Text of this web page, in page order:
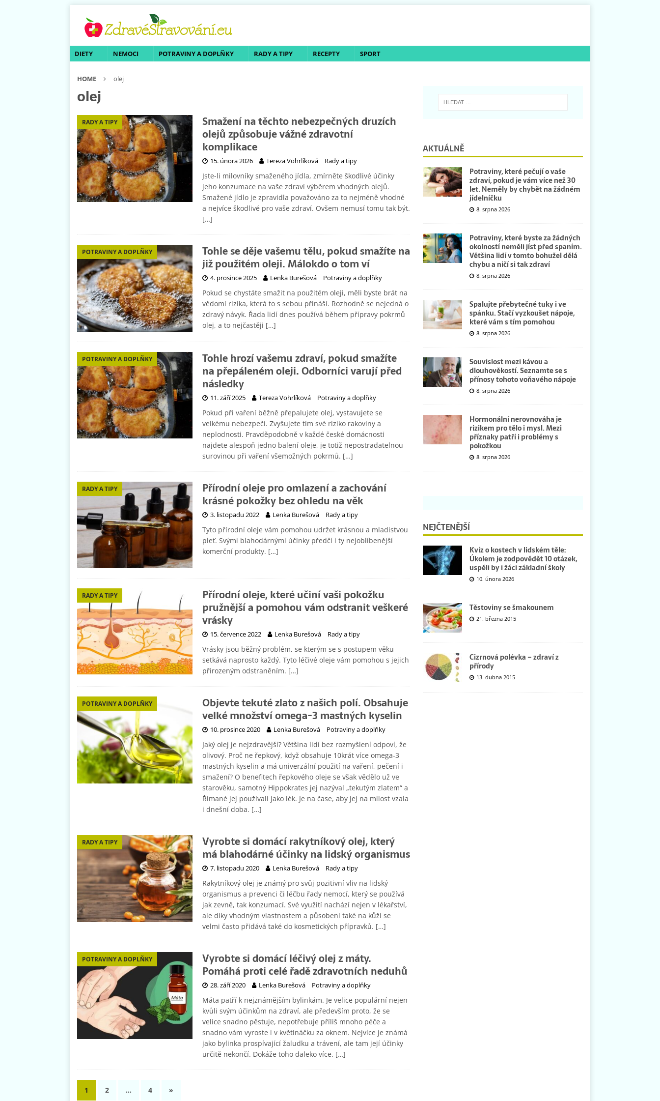
DIETY NEMOCI POTRAVINY A DOPLŇKY RADY A TIPY RECEPTY SPORT
HOME olej
olej
RADY A TIPY
Smažení na těchto nebezpečných druzích
olejů způsobuje vážné zdravotní
komplikace
15. února 2026 Tereza Vohrlíková Rady a tipy
Jste-li milovníky smaženého jídla, zmírněte škodlivé účinky
jeho konzumace na vaše zdraví výběrem vhodných olejů.
Smažené jídlo je zpravidla považováno za to nejméně vhodné
a nejvíce škodlivé pro vaše zdraví. Ovšem nemusí tomu tak být.
[…]
POTRAVINY A DOPLŇKY
Tohle se děje vašemu tělu, pokud smažíte na
již použitém oleji. Málokdo o tom ví
4. prosince 2025 Lenka Burešová Potraviny a doplňky
Pokud se chystáte smažit na použitém oleji, měli byste brát na
vědomí rizika, která to s sebou přináší. Rozhodně se nejedná o
zdravý návyk. Řada lidí dnes používá během přípravy pokrmů
olej, a to nejčastěji […]
POTRAVINY A DOPLŇKY
Tohle hrozí vašemu zdraví, pokud smažíte
na přepáleném oleji. Odborníci varují před
následky
11. září 2025 Tereza Vohrlíková Potraviny a doplňky
Pokud při vaření běžně přepalujete olej, vystavujete se
velkému nebezpečí. Zvyšujete tím své riziko rakoviny a
neplodnosti. Pravděpodobně v každé české domácnosti
najdete alespoň jedno balení oleje, je totiž nepostradatelnou
surovinou při vaření všemožných pokrmů. […]
RADY A TIPY
Přírodní oleje pro omlazení a zachování
krásné pokožky bez ohledu na věk
3. listopadu 2022 Lenka Burešová Rady a tipy
Tyto přírodní oleje vám pomohou udržet krásnou a mladistvou
pleť. Svými blahodárnými účinky předčí i ty nejoblíbenější
komerční produkty. […]
RADY A TIPY
Přírodní oleje, které učiní vaši pokožku
pružnější a pomohou vám odstranit veškeré
vrásky
15. července 2022 Lenka Burešová Rady a tipy
Vrásky jsou běžný problém, se kterým se s postupem věku
setkává naprosto každý. Tyto léčivé oleje vám pomohou s jejich
přirozeným odstraněním. […]
POTRAVINY A DOPLŇKY
Objevte tekuté zlato z našich polí. Obsahuje
velké množství omega-3 mastných kyselin
10. prosince 2020 Lenka Burešová Potraviny a doplňky
Jaký olej je nejzdravější? Většina lidí bez rozmyšlení odpoví, že
olivový. Proč ne řepkový, když obsahuje 10krát více omega-3
mastných kyselin a má univerzální použití na vaření, pečení i
smažení? O benefitech řepkového oleje se však vědělo už ve
starověku, samotný Hippokrates jej nazýval „tekutým zlatem“ a
Římané jej používali jako lék. Je na čase, aby jej na milost vzala
i dnešní doba. […]
RADY A TIPY
Vyrobte si domácí rakytníkový olej, který
má blahodárné účinky na lidský organismus
7. listopadu 2020 Lenka Burešová Rady a tipy
Rakytníkový olej je známý pro svůj pozitivní vliv na lidský
organismus a prevenci či léčbu řady nemocí, který se používá
jak zevně, tak konzumací. Své využití nachází nejen v lékařství,
ale díky vhodným vlastnostem a působení také na kůži se
velmi často přidává také do kosmetických přípravků. […]
POTRAVINY A DOPLŇKY
Vyrobte si domácí léčivý olej z máty.
Pomáhá proti celé řadě zdravotních neduhů
28. září 2020 Lenka Burešová Potraviny a doplňky
Máta patří k nejznámějším bylinkám. Je velice populární nejen
kvůli svým účinkům na zdraví, ale především proto, že se
velice snadno pěstuje, nepotřebuje příliš mnoho péče a
snadno vám vyroste i v květináčku za oknem. Nejvíce je známá
jako bylinka prospívající žaludku a trávení, ale tam její účinky
určitě nekončí. Dokáže toho daleko více. […]
1 2 … 4 »
AKTUÁLNĚ
Potraviny, které pečují o vaše
zdraví, pokud je vám více než 30
let. Neměly by chybět na žádném
jídelníčku
8. srpna 2026
Potraviny, které byste za žádných
okolností neměli jíst před spaním.
Většina lidí v tomto bohužel dělá
chybu a ničí si tak zdraví
8. srpna 2026
Spalujte přebytečné tuky i ve
spánku. Stačí vyzkoušet nápoje,
které vám s tím pomohou
8. srpna 2026
Souvislost mezi kávou a
dlouhověkostí. Seznamte se s
přínosy tohoto voňavého nápoje
8. srpna 2026
Hormonální nerovnováha je
rizikem pro tělo i mysl. Mezi
příznaky patří i problémy s
pokožkou
8. srpna 2026
NEJČTENĚJŠÍ
Kvíz o kostech v lidském těle:
Úkolem je zodpovědět 10 otázek,
uspěli by i žáci základní školy
10. února 2026
Těstoviny se šmakounem
21. března 2015
Cizrnová polévka – zdraví z
přírody
13. dubna 2015